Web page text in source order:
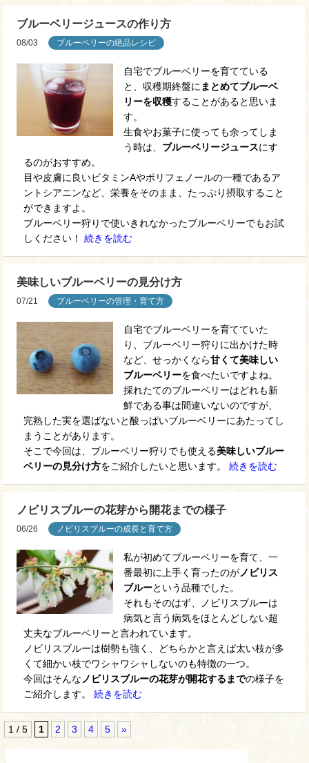
ブルーベリージュースの作り方
08/03 ブルーベリーの絶品レシピ
自宅でブルーベリーを育てている
と、収穫期終盤に まとめてブルーベ
リーを収穫することがあると思いま
す。
生食やお菓子に使っても余ってしま
う時は、 ブルーベリージュースにす
るのがおすすめ。
目や皮膚に良いビタミンAやポリフェノールの一種であるア
ントシアニンなど、栄養をそのまま、たっぷり摂取すること
ができますよ。
ブルーベリー狩りで使いきれなかったブルーベリーでもお試
しください！続きを読む
美味しいブルーベリーの見分け方
07/21 ブルーベリーの管理・育て方
自宅でブルーベリーを育てていた
り、ブルーベリー狩りに出かけた時
など、せっかくなら甘くて美味しい
ブルーベリーを食べたいですよね。
採れたてのブルーベリーはどれも新
鮮である事は間違いないのですが、
完熟した実を選ばないと酸っぱいブルーベリーにあたってし
まうことがあります。
そこで今回は、ブルーベリー狩りでも使える美味しいブルー
ベリーの見分け方をご紹介したいと思います。続きを読む
ノビリスブルーの花芽から開花までの様子
06/26 ノビリスブルーの成長と育て方
私が初めてブルーベリーを育て、一
番最初に上手く育ったのがノビリス
ブルーという品種でした。
それもそのはず、ノビリスブルーは
病気と言う病気をほとんどしない超
丈夫なブルーベリーと言われています。
ノビリスブルーは樹勢も強く、どちらかと言えば太い枝が多
くて細かい枝でワシャワシャしないのも特徴の一つ。
今回はそんな ノビリスブルーの花芽が開花するまでの様子を
ご紹介します。続きを読む
1 / 5 1 2 3 4 5 »